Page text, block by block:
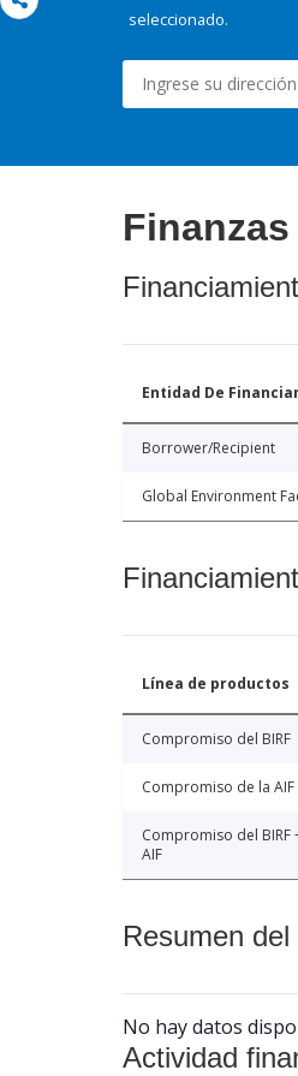
seleccionado.
Finanzas
Entidad De
Borrower/Recipient
Global Environment
Línea de productos
Compromiso del BIRF
Compromiso de la AIF
Compromiso del BIRF
AIF
Resumen
No hay datos
Actividad